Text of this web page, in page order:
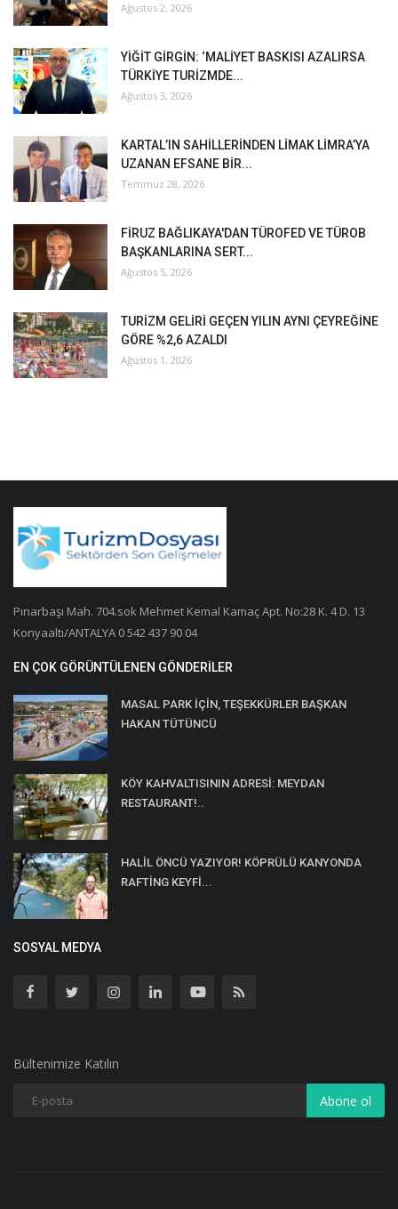
Ağustos 2, 2026
YİĞİT GİRGİN: ‘MALİYET BASKISI AZALIRSA
TÜRKİYE TURİZMDE...
Ağustos 3, 2026
KARTAL’IN SAHİLLERİNDEN LİMAK LİMRA’YA
UZANAN EFSANE BİR...
Temmuz 28, 2026
FİRUZ BAĞLIKAYA'DAN TÜROFED VE TÜROB
BAŞKANLARINA SERT...
Ağustos 5, 2026
TURİZM GELİRİ GEÇEN YILIN AYNI ÇEYREĞİNE
GÖRE %2,6 AZALDI
Ağustos 1, 2026
Pınarbaşı Mah. 704.sok Mehmet Kemal Kamaç Apt. No:28 K. 4 D. 13
Konyaaltı/ANTALYA 0 542 437 90 04
EN ÇOK GÖRÜNTÜLENEN GÖNDERILER
MASAL PARK İÇİN, TEŞEKKÜRLER BAŞKAN
HAKAN TÜTÜNCÜ
KÖY KAHVALTISININ ADRESİ: MEYDAN
RESTAURANT!..
HALİL ÖNCÜ YAZIYOR! KÖPRÜLÜ KANYONDA
RAFTİNG KEYFİ...
SOSYAL MEDYA
Bültenimize Katılın
Abone ol